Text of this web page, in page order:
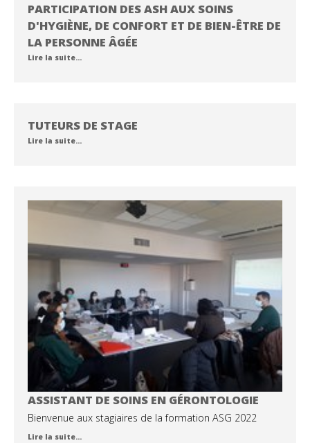
PARTICIPATION DES ASH AUX SOINS
D'HYGIÈNE, DE CONFORT ET DE BIEN-ÊTRE DE
LA PERSONNE ÂGÉE
Lire la suite…
TUTEURS DE STAGE
Lire la suite…
ASSISTANT DE SOINS EN GÉRONTOLOGIE
Bienvenue aux stagiaires de la formation ASG 2022
Lire la suite…